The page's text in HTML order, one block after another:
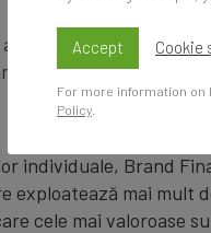
revine brandului de
până la 23 milioane
individuale, Brand
exploatează mai
cele mai valoroase
Accept Cookie
For more information
Policy.